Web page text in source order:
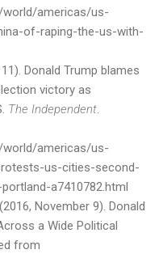
world/americas/us-
of-raping-the-us-with-
Donald Trump blames
victory as
The Independent.
world/americas/us-
us-cities-second-
a7410782.html
November 9). Donald
a Wide Political
from